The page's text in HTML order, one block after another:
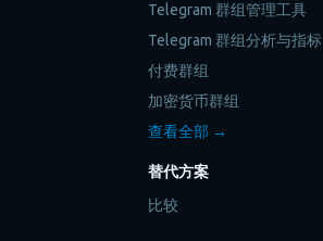
Telegram 群组管理工具
Telegram 群组分析与指标
付费群组
加密货币群组
查看全部 →
替代方案
比较